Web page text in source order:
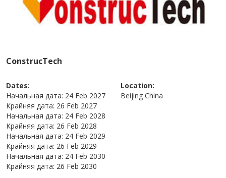
ConstrucTech
Dates:
Начальная дата: 24 Feb 2027
Крайняя дата: 26 Feb 2027
Начальная дата: 24 Feb 2028
Крайняя дата: 26 Feb 2028
Начальная дата: 24 Feb 2029
Крайняя дата: 26 Feb 2029
Начальная дата: 24 Feb 2030
Крайняя дата: 26 Feb 2030
Location:
Beijing China